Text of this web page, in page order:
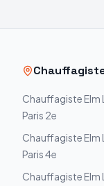
Chauffagiste Elm
Paris 2e
Chauffagiste Elm
Paris 4e
Chauffagiste Elm